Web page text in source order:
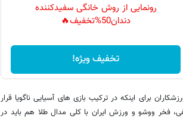
رونمایی از روش خانگی سفیدکننده
دندان50%تخفیف🔥
تخفیف ویژه!
برای اینکه در ترکیب بازی های آسیایی ناگویا قرار
فخر ووشو و ورزش ایران با کلی مدال طلا هم باید در